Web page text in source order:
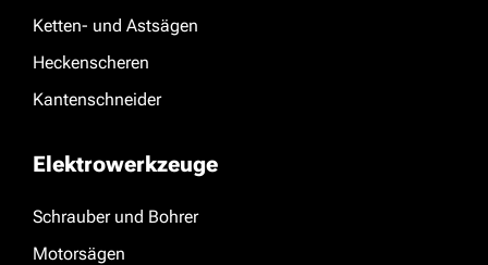
Ketten- und Astsägen
Heckenscheren
Kantenschneider
Elektrowerkzeuge
Schrauber und Bohrer
Motorsägen